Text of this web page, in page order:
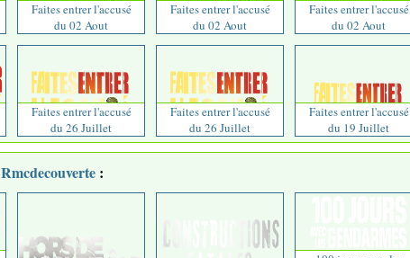
Faites entrer l'accusé
du 02 Aout
Faites entrer l'accusé
du 02 Aout
Faites entrer l'accusé
du 02 Aout
Faites entrer l'accusé
du 26 Juillet
Faites entrer l'accusé
du 26 Juillet
Faites entrer l'accusé
du 19 Juillet
Rmcdecouverte :